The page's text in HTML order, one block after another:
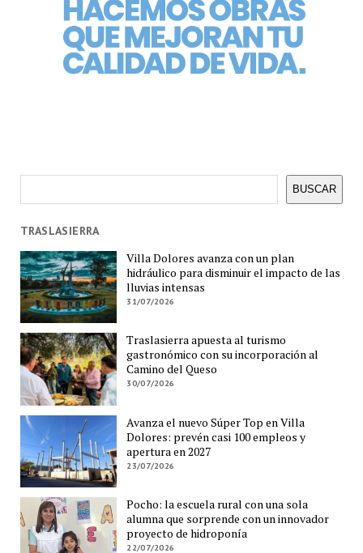
BUSCAR
TRASLASIERRA
Villa Dolores avanza con un plan
hidráulico para disminuir el impacto de las
lluvias intensas
31/07/2026
Traslasierra apuesta al turismo
gastronómico con su incorporación al
Camino del Queso
30/07/2026
Avanza el nuevo Súper Top en Villa
Dolores: prevén casi 100 empleos y
apertura en 2027
23/07/2026
Pocho: la escuela rural con una sola
alumna que sorprende con un innovador
proyecto de hidroponía
22/07/2026